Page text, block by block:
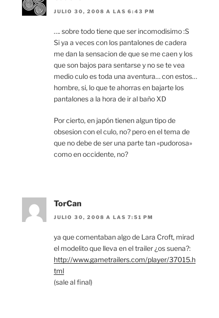
JULIO 30, 2008 A LAS 6:43 PM
…. sobre todo tiene que ser incomodisimo :S
Si ya a veces con los pantalones de cadera
me dan la sensacion de que se me caen y los
que son bajos para sentarse y no se te vea
medio culo es toda una aventura… con estos…
hombre, si, lo que te ahorras en bajarte los
pantalones a la hora de ir al baño XD
Por cierto, en japón tienen algun tipo de
obsesion con el culo, no? pero en el tema de
que no debe de ser una parte tan «pudorosa»
como en occidente, no?
TorCan
JULIO 30, 2008 A LAS 7:51 PM
ya que comentaban algo de Lara Croft, mirad
el modelito que lleva en el trailer ¿os suena?:
http://www.gametrailers.com/player/37015.h
tml
(sale al final)